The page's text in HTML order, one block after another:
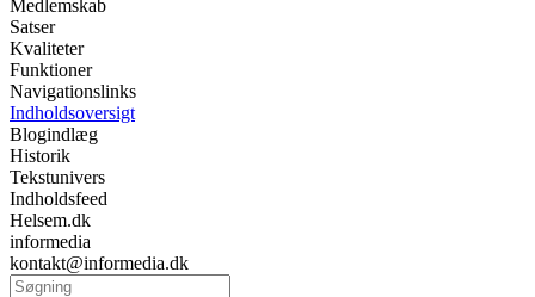
Medlemskab
Satser
Kvaliteter
Funktioner
Navigationslinks
Indholdsoversigt
Blogindlæg
Historik
Tekstunivers
Indholdsfeed
Helsem.dk
informedia
kontakt@informedia.dk